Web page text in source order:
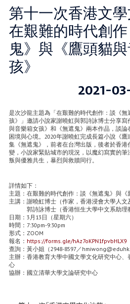
第十一次香港文學
在艱難的時代創
鬼》與《鷹頭貓
孩》
2021-
是次沙龍主題為「在艱難的時代創作：談《
孩》」邀請小說家謝曉虹與郭詩詠博士分享
與音樂箱女孩》和《無遮鬼》兩本作品，談
困境與心境。2020年謝曉虹完成長篇小說《
集《無遮鬼》，前者在台灣出版，後者於香
變，小說家緊貼城市的現況，以魔幻寫實的
叛與優雅共生，暴烈與救贖同行。
詳情如下：
主題：在艱難的時代創作：談《無遮鬼》與《
主講：謝曉虹博士（作家，香港浸會大學人文
郭詩詠博士（香港恒生大學中文系助理
日期：3月13日（星期六）
時間：7:30pm-9:30pm
形式：ZOOM
報名： https://forms.gle/hAz7oKPN1fpvbHLX9
查詢：黃小姐（2948-8597／
主辦：香港教育大學中國文學文化研究中心
心
協辦：國立清華大學文論研究中心